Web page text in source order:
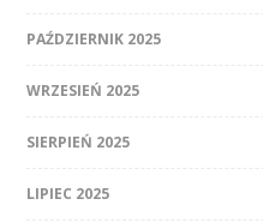
PAŹDZIERNIK 2025
WRZESIEŃ 2025
SIERPIEŃ 2025
LIPIEC 2025